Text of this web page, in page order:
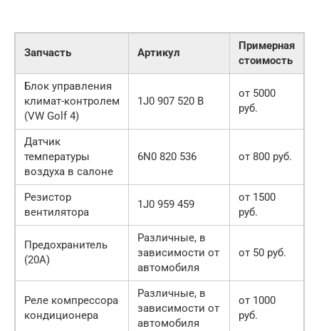
Запчасть Артикул
Примерная
стоимость
Блок управления
климат-контролем
(VW Golf 4)
1J0 907 520 B
от 5000
руб.
Датчик
температуры
воздуха в салоне
6N0 820 536 от 800 руб.
Резистор
вентилятора
1J0 959 459
от 1500
руб.
Предохранитель
(20A)
Различные, в
зависимости от
автомобиля
от 50 руб.
Реле компрессора
кондиционера
Различные, в
зависимости от
автомобиля
от 1000
руб.